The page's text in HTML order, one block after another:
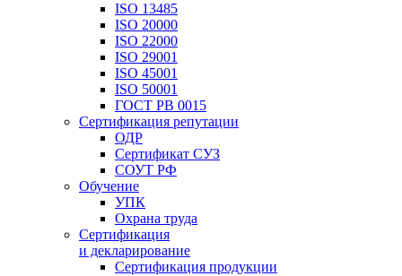
ISO 13485
ISO 20000
ISO 22000
ISO 29001
ISO 45001
ISO 50001
ГОСТ РВ 0015
Сертификация репутации
ОДР
Сертификат СУЗ
СОУТ РФ
Обучение
УПК
Охрана труда
Сертификация
и декларирование
Сертификация продукции